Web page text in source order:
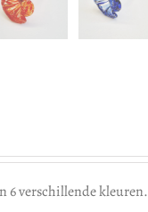
6 verschillende kleuren.